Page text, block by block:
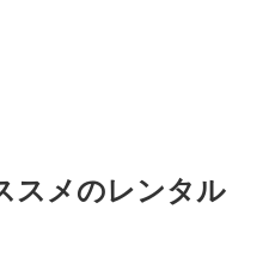
スメのレンタル